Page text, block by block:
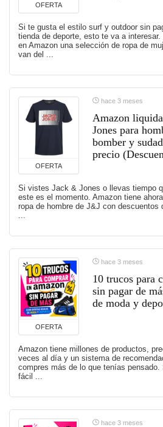
OFERTA
Si te gusta el estilo surf y outdoor sin
tienda de deporte, esto te va a
en Amazon una selección de ropa de
van del ...
OFERTA
hace 3 meses
Amazon
Jones para
bomber y
precio
Si vistes Jack & Jones o llevas tiempo
este es el momento. Amazon tiene
ropa de hombre de J&J con descuentos
...
OFERTA
hace 3 meses
10 trucos para
sin pagar de
de moda y
Amazon tiene millones de productos,
veces al día y un sistema de
compres más de lo que tenías
fácil ...
hace 3 meses